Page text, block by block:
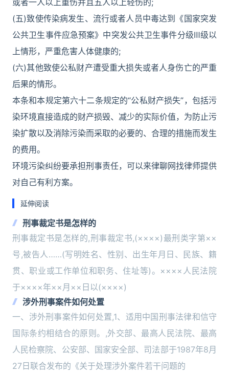
或者一人以上重伤并且五人以上轻伤的;
(五)致使传染病发生、流行或者人员中毒达到《国家突发
公共卫生事件应急预案》中突发公共卫生事件分级Ⅲ级以
上情形，严重危害人体健康的;
(六)其他致使公私财产遭受重大损失或者人身伤亡的严重
后果的情形。
本条和本规定第六十二条规定的“公私财产损失”，包括污
染环境直接造成的财产损毁、减少的实际价值，为防止污
染扩散以及消除污染而采取的必要的、合理的措施而发生
的费用。
环境污染纠纷要承担刑事责任，可以来律聊网找律师提供
对自己有利方案。
延伸阅读
刑事裁定书是怎样的
刑事裁定书是怎样的,刑事裁定书,(××××)最刑类字第××
号,被告人……(写明姓名、性别、出生年月日、民族、籍
贯、职业或工作单位和职务、住址等)。××××人民法院
于××××年××月××日以(××××)
涉外刑事案件如何处置
一、涉外刑事案件如何处置,1、适用中国刑事法律和信守
国际条约相结合的原则。,外交部、最高人民法院、最高
人民检察院、公安部、国家安全部、司法部于1987年8月
27日联合发布的《关于处理涉外案件若干问题的